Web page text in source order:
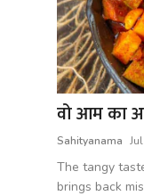
शख्सियत
यात्रावृत्तांत
वो आम का
Sahityanama
The tangy
brings back